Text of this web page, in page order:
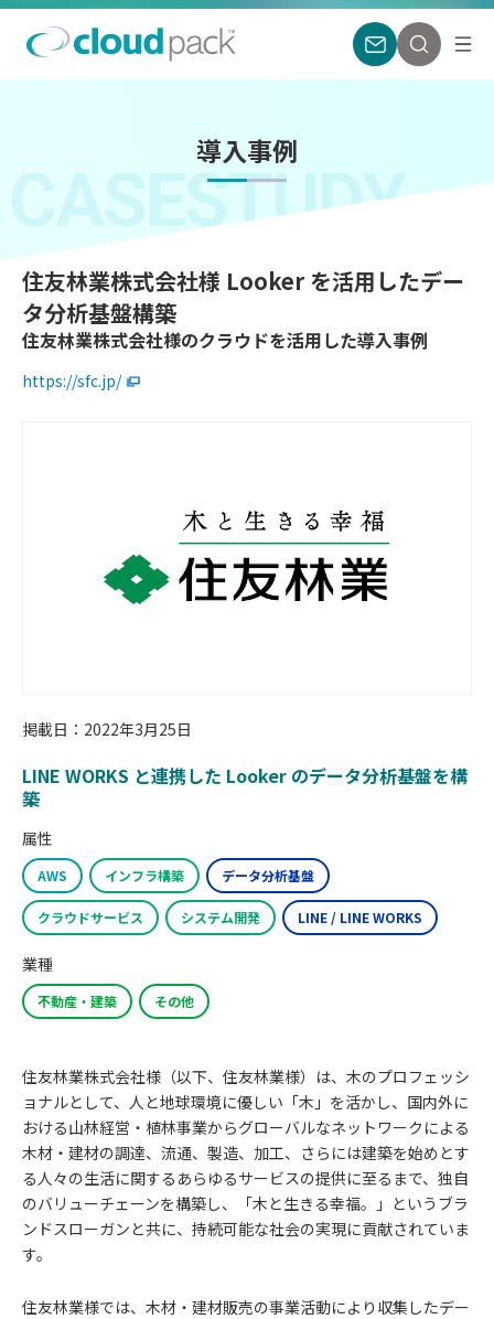
導入事例
CASESTUDY
住友林業株式会社様 Looker を活用したデー
タ分析基盤構築
住友林業株式会社様のクラウドを活用した導入事例
https://sfc.jp/
掲載日：2022年3月25日
LINE WORKS と連携した Looker のデータ分析基盤を構
築
属性
AWS インフラ構築 データ分析基盤
クラウドサービス システム開発 LINE / LINE WORKS
業種
不動産・建築 その他
住友林業株式会社様（以下、住友林業様）は、木のプロフェッシ
ョナルとして、人と地球環境に優しい「木」を活かし、国内外に
おける山林経営・植林事業からグローバルなネットワークによる
木材・建材の調達、流通、製造、加工、さらには建築を始めとす
る人々の生活に関するあらゆるサービスの提供に至るまで、独自
のバリューチェーンを構築し、「木と生きる幸福。」というブラ
ンドスローガンと共に、持続可能な社会の実現に貢献されていま
す。
住友林業様では、木材・建材販売の事業活動により収集したデー